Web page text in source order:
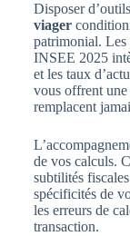
Disposer
viager
patrimonial. Les
INSEE 2025
et les taux
vous offrent
remplacent
de vos calculs.
subtilités
spécificités de
les erreurs de
transaction.